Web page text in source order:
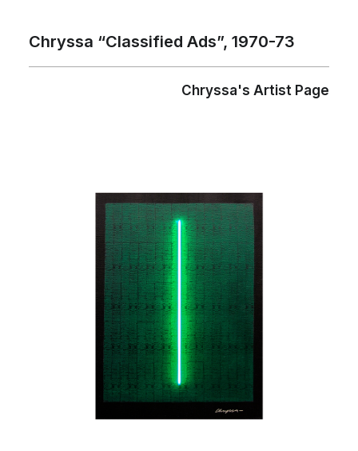
Chryssa “Classified Ads”, 1970-73
Chryssa's Artist Page